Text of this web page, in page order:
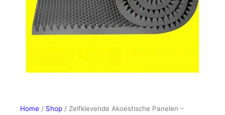
Home / Shop / Zelfklevende Akoestische Panelen –